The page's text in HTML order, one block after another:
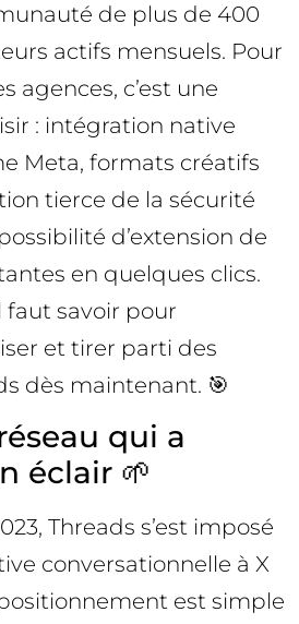
de plus de 400
actifs mensuels. Pour
agences, c’est une
: intégration native
Meta, formats créatifs
tierce de la sécurité
d’extension de
en quelques clics.
faut savoir pour
et tirer parti des
dès maintenant. 🎯
qui a
éclair 🌱
Threads s’est imposé
conversationnelle à X
est simple